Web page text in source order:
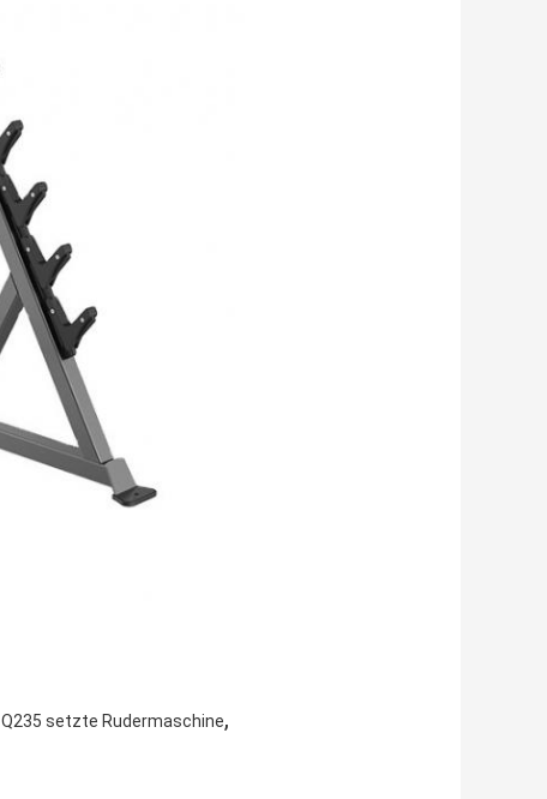
Q235 setzte Rudermaschine,